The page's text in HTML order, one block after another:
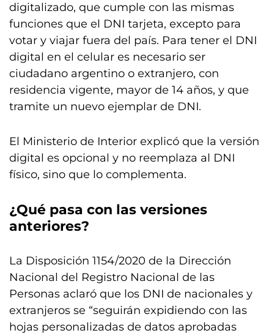
digitalizado, que cumple con las mismas
funciones que el DNI tarjeta, excepto para
votar y viajar fuera del país. Para tener el DNI
digital en el celular es necesario ser
ciudadano argentino o extranjero, con
residencia vigente, mayor de 14 años, y que
tramite un nuevo ejemplar de DNI.
El Ministerio de Interior explicó que la versión
digital es opcional y no reemplaza al DNI
físico, sino que lo complementa.
¿Qué pasa con las versiones
anteriores?
La Disposición 1154/2020 de la Dirección
Nacional del Registro Nacional de las
Personas aclaró que los DNI de nacionales y
extranjeros se “seguirán expidiendo con las
hojas personalizadas de datos aprobadas